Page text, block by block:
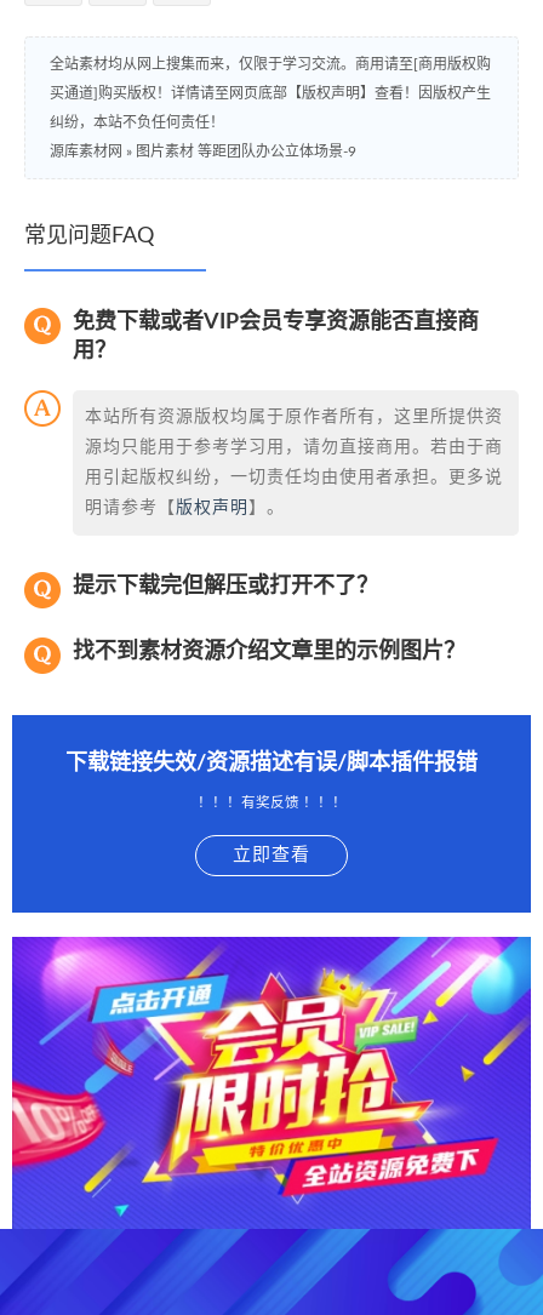
全站素材均从网上搜集而来，仅限于学习交流。商用请至[商用版权购
买通道]购买版权！详情请至网页底部【版权声明】查看！因版权产生
纠纷，本站不负任何责任！
源库素材网 » 图片素材 等距团队办公立体场景-9
常见问题FAQ
免费下载或者VIP会员专享资源能否直接商
用？
本站所有资源版权均属于原作者所有，这里所提供资
源均只能用于参考学习用，请勿直接商用。若由于商
用引起版权纠纷，一切责任均由使用者承担。更多说
明请参考【 版权声明 】。
提示下载完但解压或打开不了？
找不到素材资源介绍文章里的示例图片？
下载链接失效/资源描述有误/脚本插件报错
！！！有奖反馈 ！！！
立即查看